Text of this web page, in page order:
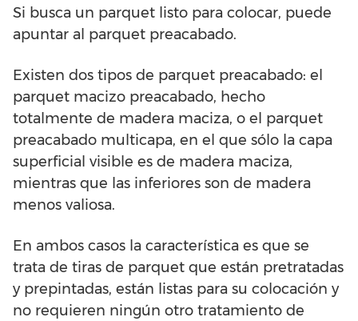
Si busca un parquet listo para colocar, puede
apuntar al parquet preacabado.
Existen dos tipos de parquet preacabado: el
parquet macizo preacabado, hecho
totalmente de madera maciza, o el parquet
preacabado multicapa, en el que sólo la capa
superficial visible es de madera maciza,
mientras que las inferiores son de madera
menos valiosa.
En ambos casos la característica es que se
trata de tiras de parquet que están pretratadas
y prepintadas, están listas para su colocación y
no requieren ningún otro tratamiento de